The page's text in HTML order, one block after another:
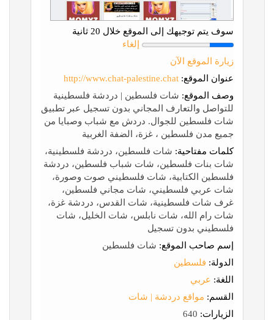
سوف يتم توجيهك إلى الموقع خلال 20 ثانية
إلغاء
زيارة الموقع الآن
عنوان الموقع: http://www.chat-palestine.chat
وصف الموقع: شات فلسطين | دردشة فلسطينية
للتواصل والتعارف المجاني بدون تسجيل عبر تطبيق
شات فلسطين للجوال. دردش مع شباب وصبايا من
جميع مدن فلسطين ، غزة، الضفة الغربية
كلمات مفتاحية: شات فلسطين، دردشة فلسطينية،
شات بنات فلسطين، شات شباب فلسطين، دردشة
فلسطين الكتابية، شات فلسطيني صوت وصورة،
شات عربي فلسطيني، شات مجاني فلسطين،
غرف شات فلسطينية، شات القدس، دردشة غزة،
شات رام الله، شات نابلس، شات الخليل، شات
فلسطيني بدون تسجيل
إسم صاحب الموقع: شات فلسطين
الدولة: فلسطين
اللغة: عربي
القسم: مواقع دردشة | شات
الزيارات: